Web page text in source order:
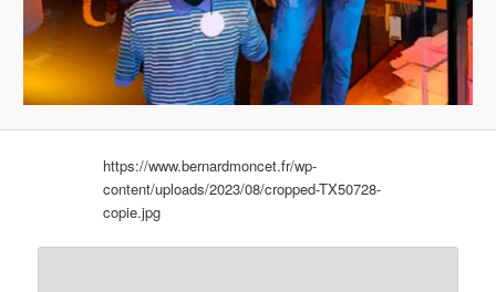
https://www.bernardmoncet.fr/wp-
content/uploads/2023/08/cropped-TX50728-
copie.jpg